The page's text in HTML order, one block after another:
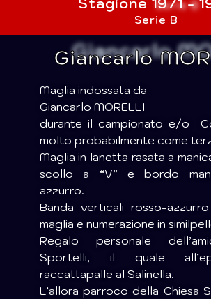
Serie B
Giancarlo
Maglia indossata da
Giancarlo MORELLI
durante il campionato e/o
molto probabilmente come
Maglia in lanetta rasata a
scollo a “V” e bordo
azzurro.
Banda verticali rosso-
maglia e numerazione in
Regalo personale
Sportelli, il quale
raccattapalle al Salinella.
L’allora parroco della Chiesa